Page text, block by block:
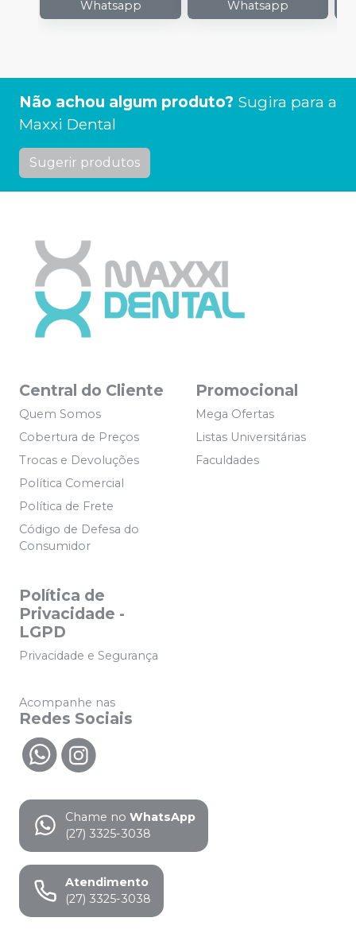
Whatsapp Whatsapp
Não achou algum produto? Sugira para a
Maxxi Dental
Sugerir produtos
Central do Cliente
Quem Somos
Cobertura de Preços
Trocas e Devoluções
Política Comercial
Política de Frete
Código de Defesa do
Consumidor
Promocional
Mega Ofertas
Listas Universitárias
Faculdades
Política de
Privacidade -
LGPD
Privacidade e Segurança
Acompanhe nas
Redes Sociais
Chame no WhatsApp
(27) 3325-3038
Atendimento
(27) 3325-3038